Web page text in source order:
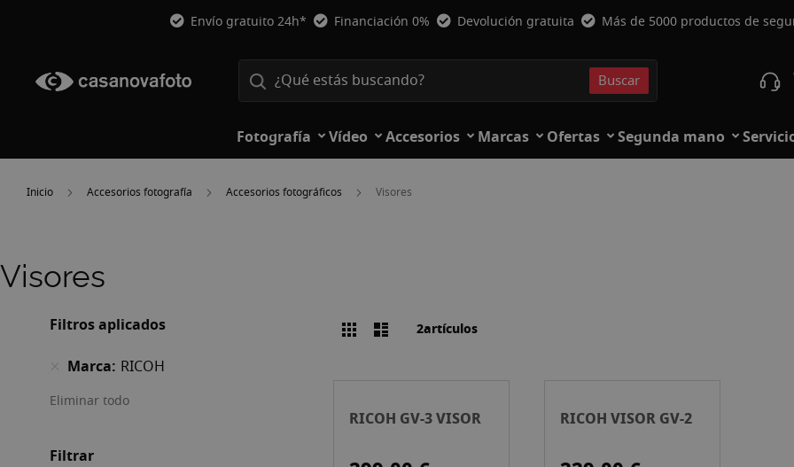
Envío gratuito 24h* Financiación 0% Devolución gratuita Más de 5000 productos de
Buscar
Fotografía Vídeo Accesorios Marcas Ofertas Segunda mano
Inicio Accesorios fotografía Accesorios fotográficos Visores
Visores
Filtros aplicados
Marca RICOH
Eliminar todo
Filtrar
VerParrillaLista2artículos
RICOH GV-3 VISOR RICOH VISOR GV-2